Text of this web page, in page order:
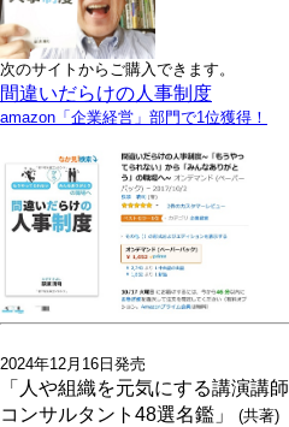
次のサイトからご購入できます。
間違いだらけの人事制度
amazon「企業経営」部門で1位獲得！
2024年12月16日発売
「人や組織を元気にする講演講師
コンサルタント48選名鑑」 (共著)